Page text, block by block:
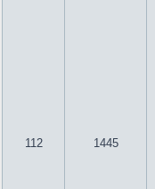
112 1445